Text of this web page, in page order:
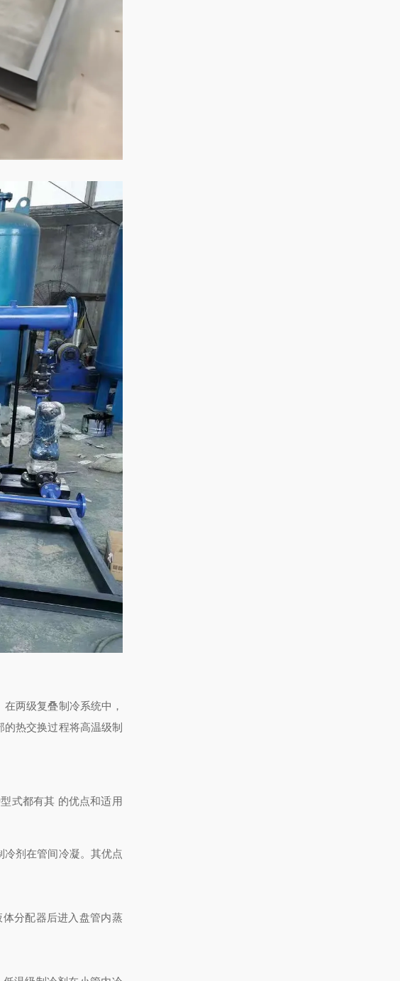
两级复叠制冷系统中，
热交换过程将高温级制
式都有其 的优点和适用
冷剂在管间冷凝。其优点
分配器后进入盘管内蒸